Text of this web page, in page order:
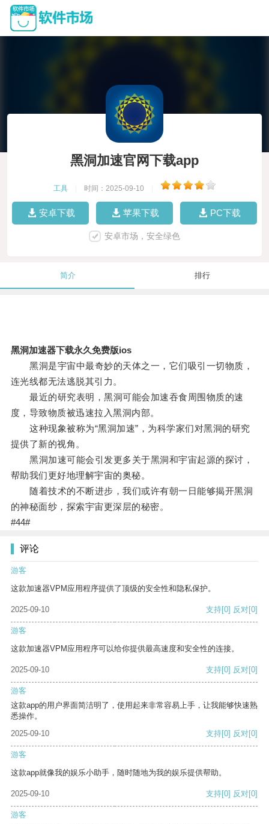
黑洞加速官网下载app
工具 时间：2025-09-10
安卓下载 苹果下载 PC下载
安卓市场，安全绿色
简介 排行
黑洞加速器下载永久免费版ios
黑洞是宇宙中最奇妙的天体之一，它们吸引一切物质，
连光线都无法逃脱其引力。
最近的研究表明，黑洞可能会加速吞食周围物质的速
度，导致物质被迅速拉入黑洞内部。
这种现象被称为“黑洞加速”，为科学家们对黑洞的研究
提供了新的视角。
黑洞加速可能会引发更多关于黑洞和宇宙起源的探讨，
帮助我们更好地理解宇宙的奥秘。
随着技术的不断进步，我们或许有朝一日能够揭开黑洞
的神秘面纱，探索宇宙更深层的秘密。
#44#
评论
游客
这款加速器VPM应用程序提供了顶级的安全性和隐私保护。
2025-09-10 支持[0] 反对[0]
游客
这款加速器VPM应用程序可以给你提供最高速度和安全性的连接。
2025-09-10 支持[0] 反对[0]
游客
这款app的用户界面简洁明了，使用起来非常容易上手，让我能够快速熟
悉操作。
2025-09-10
支持[0] 反对[0]
游客
这款app就像我的娱乐小助手，随时随地为我的娱乐提供帮助。
2025-09-10 支持[0] 反对[0]
游客